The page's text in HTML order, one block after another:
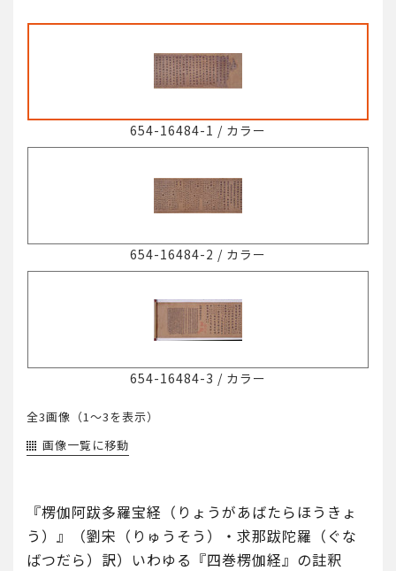
654-16484-1 / カラー
654-16484-2 / カラー
654-16484-3 / カラー
全3画像（1～3 を表示）
画像一覧に移動
『楞伽阿跋多羅宝経（りょうがあばたらほうきょ
う）』（劉宋（りゅうそう）・求那跋陀羅（ぐな
ばつだら）訳）いわゆる『四巻楞伽経』の註釈